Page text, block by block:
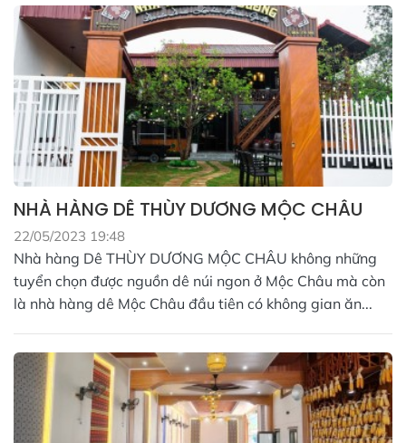
NHÀ HÀNG DÊ THÙY DƯƠNG MỘC CHÂU
22/05/2023 19:48
Nhà hàng Dê THÙY DƯƠNG MỘC CHÂU không những
tuyển chọn được nguồn dê núi ngon ở Mộc Châu mà còn
là nhà hàng dê Mộc Châu đầu tiên có không gian ăn...